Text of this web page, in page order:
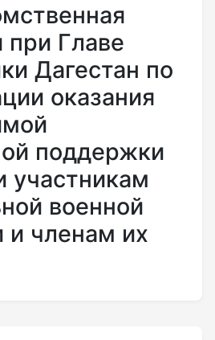
при Главе
Дагестан по
оказания
поддержки
участникам
военной
и членам их